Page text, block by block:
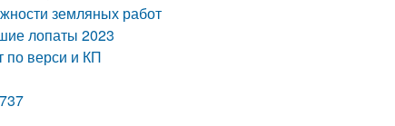
земляных работ
лопаты 2023
по верси и КП